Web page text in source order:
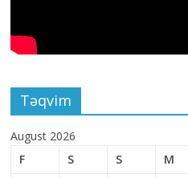
Təqvim
August 2026
F
S S M